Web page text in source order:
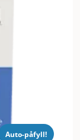
Auto-påfyll!